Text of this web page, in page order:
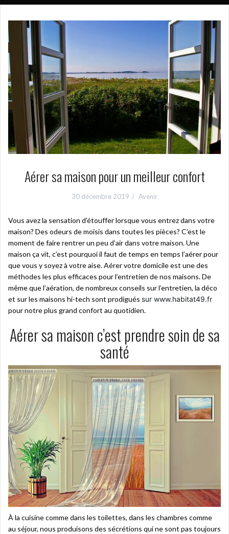
Aérer sa maison pour un meilleur confort
30 décembre 2019 Avenir
Vous avez la sensation d’étouffer lorsque vous entrez dans votre
maison? Des odeurs de moisis dans toutes les pièces? C’est le
moment de faire rentrer un peu d’air dans votre maison. Une
maison ça vit, c’est pourquoi il faut de temps en temps l’aérer pour
que vous y soyez à votre aise. Aérer votre domicile est une des
méthodes les plus efficaces pour l’entretien de nos maisons. De
même que l’aération, de nombreux conseils sur l’entretien, la déco
et sur les maisons hi-tech sont prodigués sur www.habitat49.fr
pour notre plus grand confort au quotidien.
Aérer sa maison c’est prendre soin de sa
santé
À la cuisine comme dans les toilettes, dans les chambres comme
au séjour, nous produisons des sécrétions qui ne sont pas toujours